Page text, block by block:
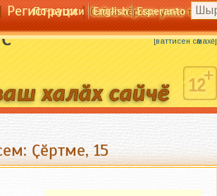
Регистраци|Сайта кӗрсен унпа
По-русски English Esperanto
Выльӑх-чӗрлӗх алла пӑхать.
[ваттисен сӑмахӗ]
Ҫӗртме, 15